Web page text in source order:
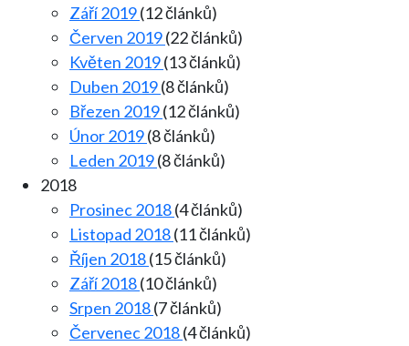
Září 2019(12 článků)
Červen 2019(22 článků)
Květen 2019(13 článků)
Duben 2019(8 článků)
Březen 2019(12 článků)
Únor 2019(8 článků)
Leden 2019(8 článků)
2018
Prosinec 2018(4 článků)
Listopad 2018(11 článků)
Říjen 2018(15 článků)
Září 2018(10 článků)
Srpen 2018(7 článků)
Červenec 2018(4 článků)